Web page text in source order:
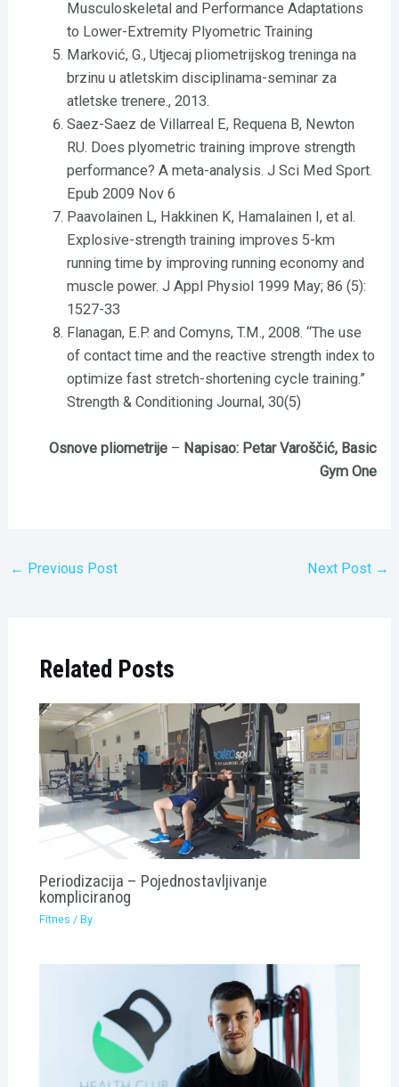
Musculoskeletal and Performance Adaptations
to Lower-Extremity Plyometric Training
Marković, G., Utjecaj pliometrijskog treninga na
brzinu u atletskim disciplinama-seminar za
atletske trenere., 2013.
Saez-Saez de Villarreal E, Requena B, Newton
RU. Does plyometric training improve strength
performance? A meta-analysis. J Sci Med Sport.
Epub 2009 Nov 6
Paavolainen L, Hakkinen K, Hamalainen I, et al.
Explosive-strength training improves 5-km
running time by improving running economy and
muscle power. J Appl Physiol 1999 May; 86 (5):
1527-33
Flanagan, E.P. and Comyns, T.M., 2008. “The use
of contact time and the reactive strength index to
optimize fast stretch-shortening cycle training.”
Strength & Conditioning Journal, 30(5)
Osnove pliometrije– Napisao: Petar Varoščić, Basic
Gym One
← Previous Post Next Post →
Related Posts
Periodizacija – Pojednostavljivanje
kompliciranog
Fitnes / By